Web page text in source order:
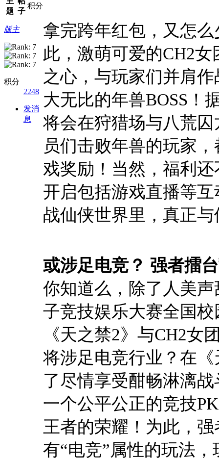
题 子
积分
版主
积分
2248
发消
息
拿完跨年红包，又怎
此，激萌可爱的CH2
之心，与玩家们并肩
大无比的年兽BOSS！
将会在狩猎场与八荒
员们击败年兽的玩家
戏奖励！当然，福利
开启包括游戏直播等
战仙侠世界里，真正
或涉足电竞？ 强者擂
你知道么，除了人美
子竞技娱乐大赛全国
《天之禁2》与CH2女
将涉足电竞行业？在
了尽情享受酣畅淋漓
一个公平公正的竞技
王者的荣耀！为此，
有“电竞”属性的玩法